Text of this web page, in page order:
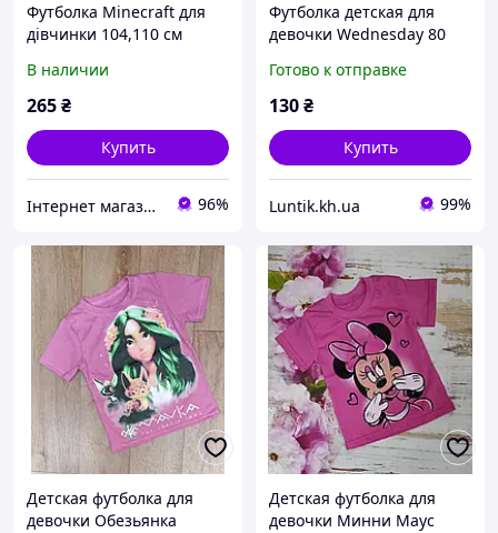
Футболка Minecraft для
дівчинки 104,110 см
В наличии
265₴
Купить
Інтернет магазин postelii 96%
Футболка детская для
девочки Wednesday 80
Готово к отправке
130₴
Купить
Luntik.kh.ua 99%
Детская футболка для
девочки Обезьянка
Детская футболка для
девочки Минни Маус